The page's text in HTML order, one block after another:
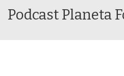
Podcast Planeta